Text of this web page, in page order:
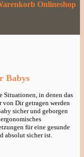
Babys
Situationen, in denen das
Dir getragen werden
sicher und geborgen
für eine gesunde
absolut sicher ist.